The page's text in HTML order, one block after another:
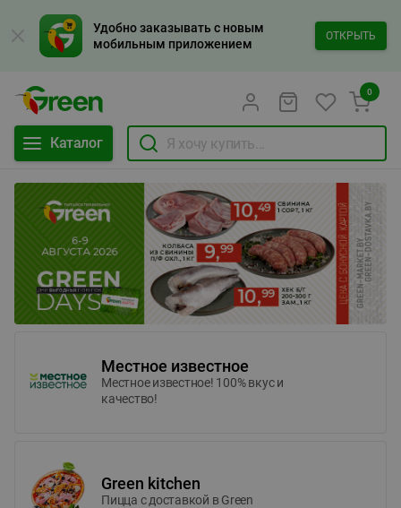
Удобно заказывать с новым
мобильным приложением
ОТКРЫТЬ
Каталог
0
Местное известное
Местное известное! 100% вкус и
качество!
Green kitchen
Пицца c доставкой в Green